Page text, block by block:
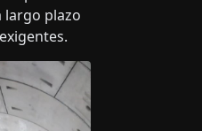
largo plazo